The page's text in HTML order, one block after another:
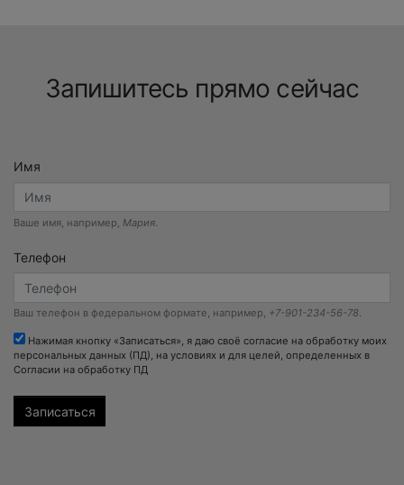
Запишитесь прямо сейчас
Имя
Ваше имя, например, Мария.
Телефон
Ваш телефон в федеральном формате, например, +7-901-234-56-78.
Нажимая кнопку «Записаться», я даю своё согласие на обработку моих
персональных данных (ПД), на условиях и для целей, определенных в
Согласии на обработку ПД